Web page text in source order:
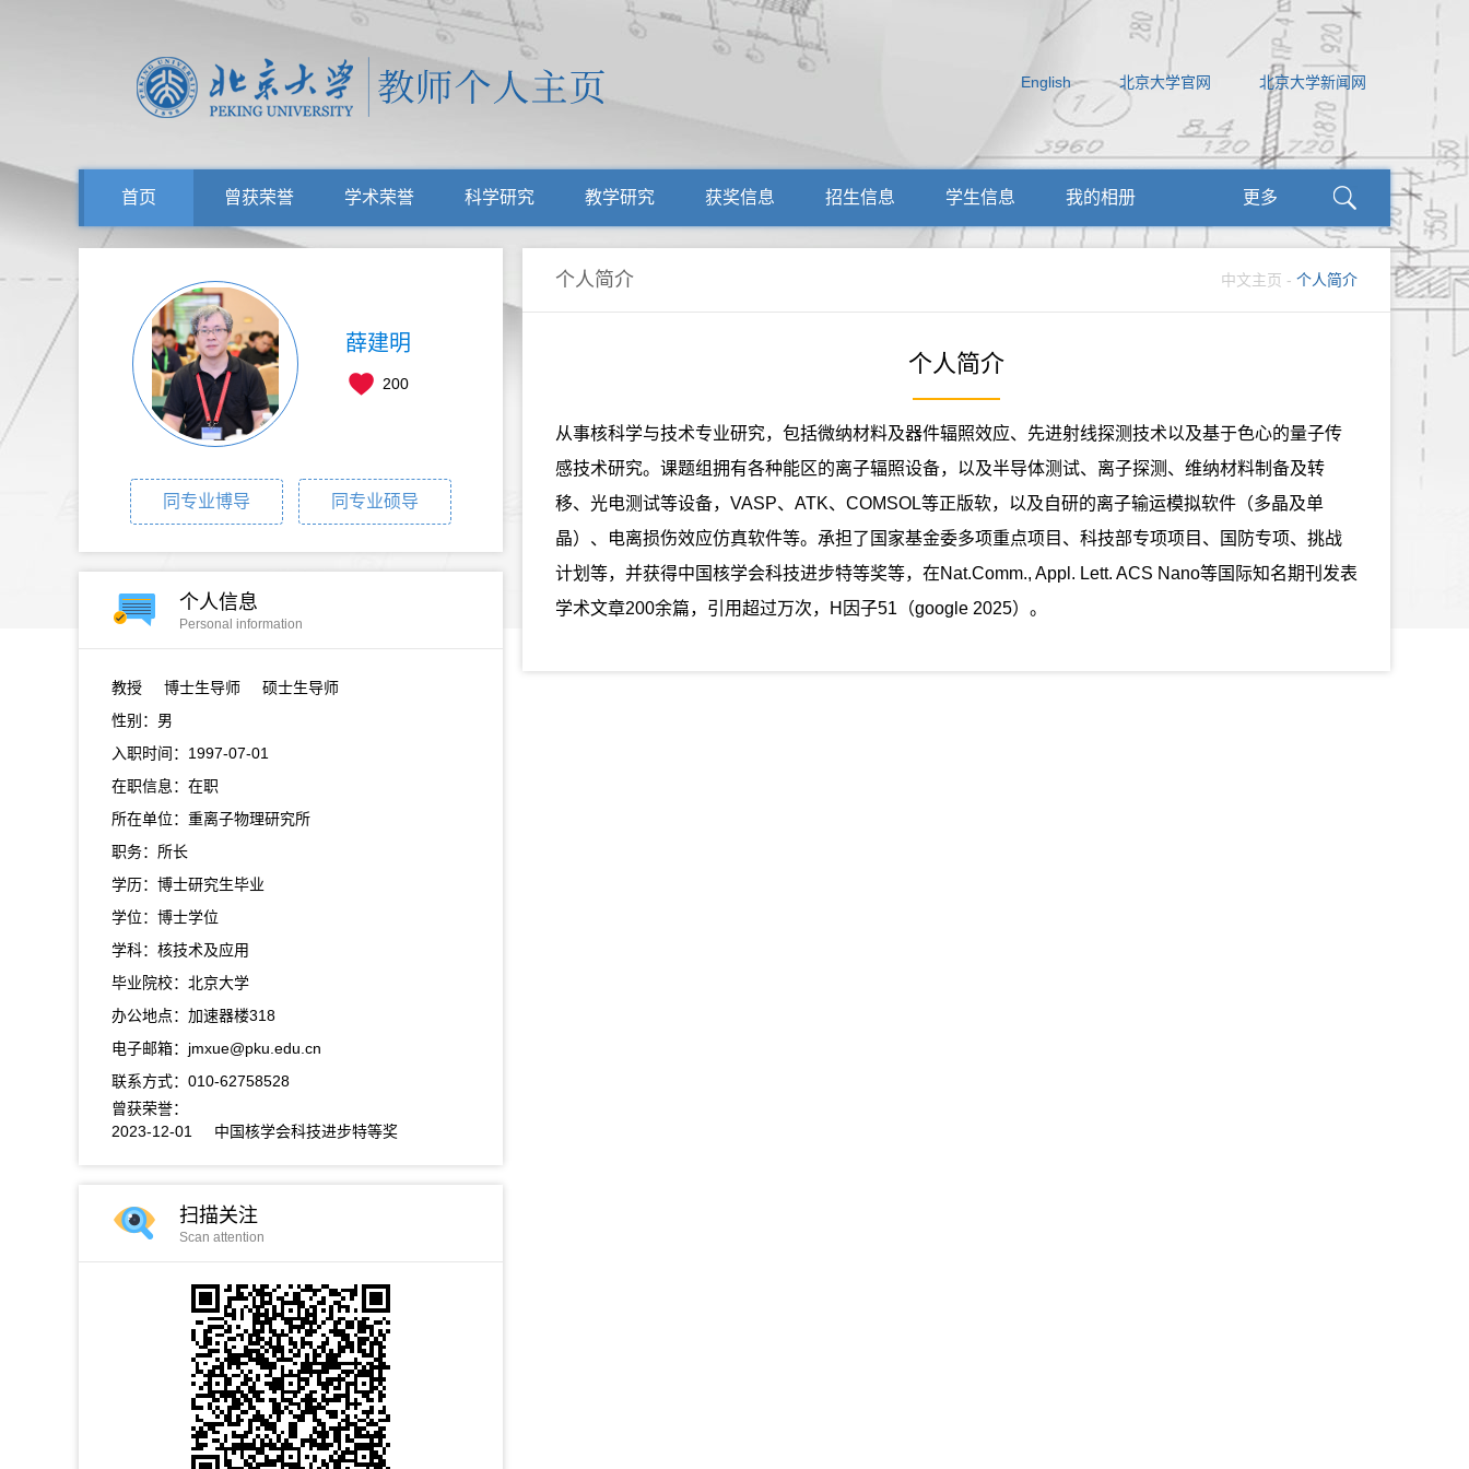
English 北京大学官网 北京大学新闻网
首页 曾获荣誉 学术荣誉 科学研究 教学研究 获奖信息 招生信息 学生信息 我的相册 更多
薛建明
200
同专业博导 同专业硕导
个人信息
Personal information
教授
博士生导师 硕士生导师
性别：男
入职时间：1997-07-01
在职信息：在职
所在单位：重离子物理研究所
职务：所长
学历：博士研究生毕业
学位：博士学位
学科：核技术及应用
毕业院校：北京大学
办公地点：加速器楼318
电子邮箱： jmxue@pku.edu.cn
联系方式：010-62758528
曾获荣誉：
2023-12-01 中国核学会科技进步特等奖
扫描关注
Scan attention
个人简介 中文主页 - 个人简介
个人简介
从事核科学与技术专业研究，包括微纳材料及器件辐照效应、先进射线探测技术以及基于色心的量子传
感技术研究。课题组拥有各种能区的离子辐照设备，以及半导体测试、离子探测、维纳材料制备及转
移、光电测试等设备，VASP、ATK、COMSOL等正版软，以及自研的离子输运模拟软件（多晶及单
晶）、电离损伤效应仿真软件等。承担了国家基金委多项重点项目、科技部专项项目、国防专项、挑战
计划等，并获得中国核学会科技进步特等奖等，在Nat.Comm., Appl. Lett. ACS Nano等国际知名期刊发表
学术文章200余篇，引用超过万次，H因子51（google 2025）。